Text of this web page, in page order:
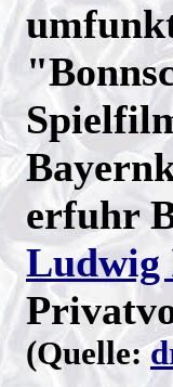
erfuhr
(Quelle: